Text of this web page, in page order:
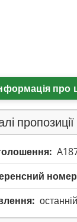
про
пропозиції